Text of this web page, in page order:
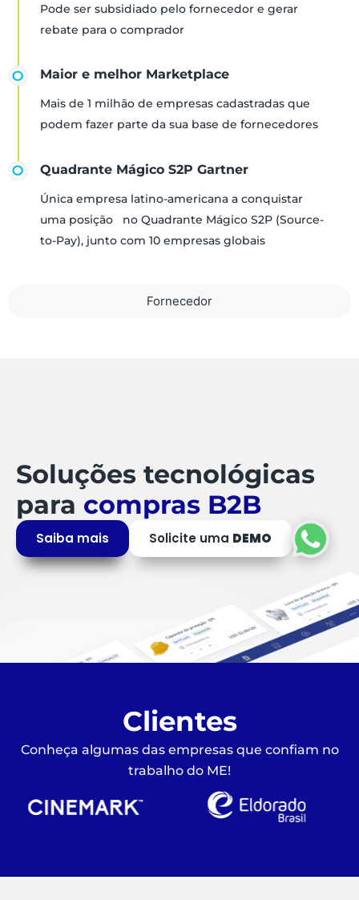
Fornecedor
Pode ser subsidiado pelo fornecedor e gerar
rebate para o comprador
Maior e melhor Marketplace
Mais de 1 milhão de empresas cadastradas que
podem fazer parte da sua base de fornecedores
Quadrante Mágico S2P Gartner
Única empresa latino-americana a conquistar
uma posição no Quadrante Mágico S2P (Source-
to-Pay), junto com 10 empresas globais
Soluções tecnológicas
para compras B2B
Saiba mais Solicite uma DEMO
Clientes
Conheça algumas das empresas que confiam no
trabalho do ME!